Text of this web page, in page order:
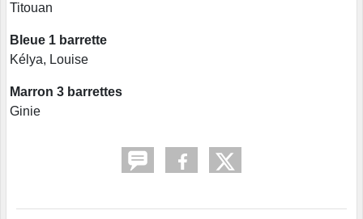
Titouan
Bleue 1 barrette
Kélya, Louise
Marron 3 barrettes
Ginie